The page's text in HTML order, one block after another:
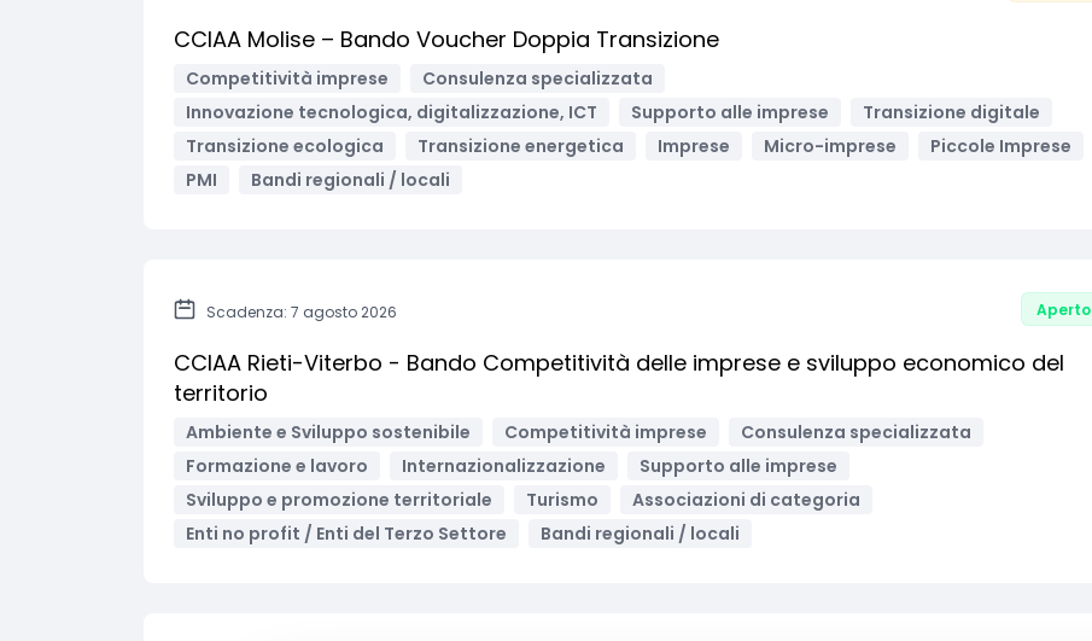
CCIAA Molise – Bando Voucher Doppia Transizione
Competitività imprese
Consulenza specializzata
Innovazione tecnologica, digitalizzazione, ICT
Supporto alle imprese
Transizione digitale
Transizione ecologica
Transizione energetica Imprese Micro-imprese
Piccole Imprese
PMI
Bandi regionali / locali
Scadenza: 7 agosto 2026 Aperto
CCIAA Rieti-Viterbo - Bando Competitività delle imprese e sviluppo economico del
territorio
Ambiente e Sviluppo sostenibile Competitività imprese
Consulenza specializzata
Formazione e lavoro
Internazionalizzazione
Supporto alle imprese
Sviluppo e promozione territoriale
Turismo
Associazioni di categoria
Enti no profit / Enti del Terzo Settore
Bandi regionali / locali